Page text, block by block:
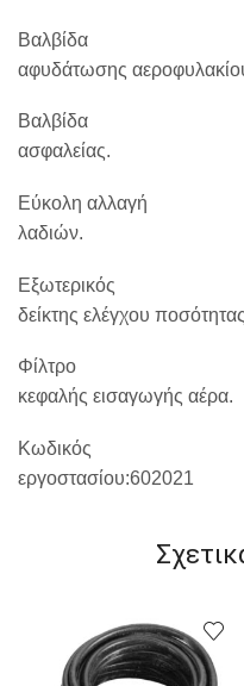
Βαλβίδα
αφυδάτωσης
Βαλβίδα
ασφαλείας.
Εύκολη αλλαγή
λαδιών.
Εξωτερικός
δείκτης ελέγχου
Φίλτρο
κεφαλής εισαγωγής αέρα.
Κωδικός
εργοστασίου:602021